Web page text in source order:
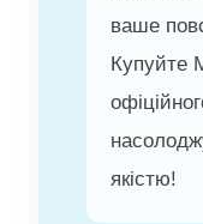
ваше
Купуйте
якістю!